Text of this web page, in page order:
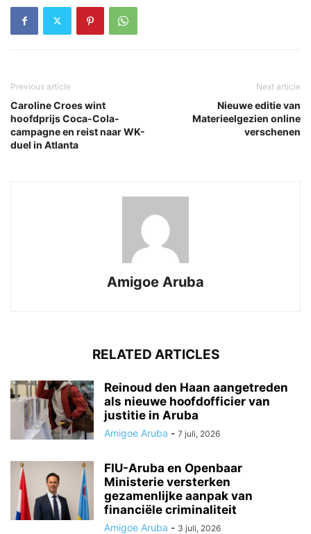
Previous article
Caroline Croes wint
hoofdprijs Coca-Cola-
campagne en reist naar WK-
duel in Atlanta
Next article
Nieuwe editie van
Materieelgezien online
verschenen
Amigoe Aruba
RELATED ARTICLES
Reinoud den Haan aangetreden
als nieuwe hoofdofficier van
justitie in Aruba
Amigoe Aruba - 7 juli, 2026
FIU-Aruba en Openbaar
Ministerie versterken
gezamenlijke aanpak van
financiële criminaliteit
Amigoe Aruba - 3 juli, 2026